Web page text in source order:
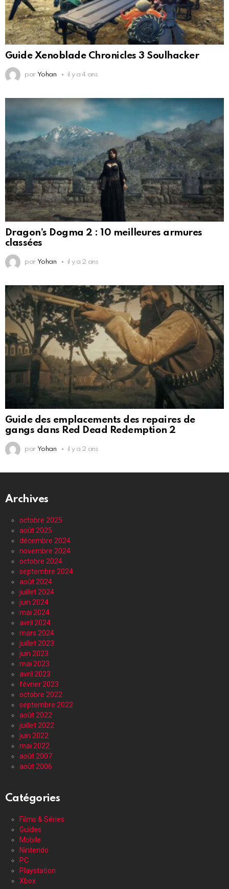
Guide Xenoblade Chronicles 3 Soulhacker
par Yohan il y a 4 ans
Dragon’s Dogma 2 : 10 meilleures armures
classées
par Yohan il y a 2 ans
Guide des emplacements des repaires de
gangs dans Red Dead Redemption 2
par Yohan il y a 2 ans
Archives
octobre 2025
août 2025
décembre 2024
novembre 2024
octobre 2024
septembre 2024
août 2024
juillet 2024
juin 2024
mai 2024
avril 2024
mars 2024
juillet 2023
juin 2023
mai 2023
avril 2023
février 2023
octobre 2022
septembre 2022
août 2022
juillet 2022
juin 2022
mai 2022
août 2007
août 2006
Catégories
Films & Séries
Guides
Mobile
Nintendo
PC
Playstation
Xbox